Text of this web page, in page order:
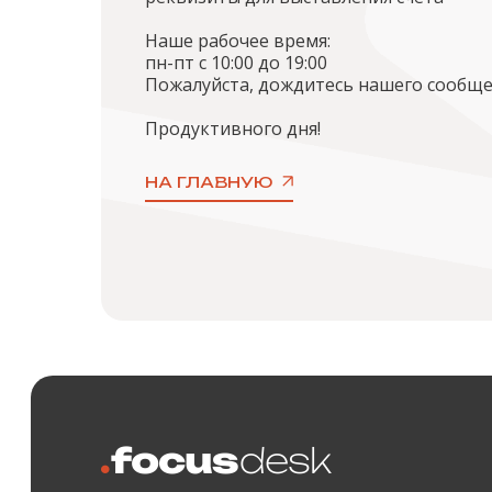
Наше рабочее время:
пн-пт с 10:00 до 19:00
Пожалуйста, дождитесь нашего
Продуктивного дня!
НА ГЛАВНУЮ